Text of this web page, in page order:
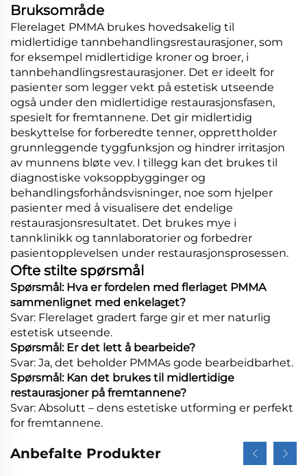
Bruksområde
Flerelaget PMMA brukes hovedsakelig til
midlertidige tannbehandlingsrestaurasjoner, som
for eksempel midlertidige kroner og broer, i
tannbehandlingsrestaurasjoner. Det er ideelt for
pasienter som legger vekt på estetisk utseende
også under den midlertidige restaurasjonsfasen,
spesielt for fremtannene. Det gir midlertidig
beskyttelse for forberedte tenner, opprettholder
grunnleggende tyggfunksjon og hindrer irritasjon
av munnens bløte vev. I tillegg kan det brukes til
diagnostiske voksoppbygginger og
behandlingsforhåndsvisninger, noe som hjelper
pasienter med å visualisere det endelige
restaurasjonsresultatet. Det brukes mye i
tannklinikk og tannlaboratorier og forbedrer
pasientopplevelsen under restaurasjonsprosessen.
Ofte stilte spørsmål
Spørsmål: Hva er fordelen med flerlaget PMMA
sammenlignet med enkelaget?
Svar: Flerelaget gradert farge gir et mer naturlig
estetisk utseende.
Spørsmål: Er det lett å bearbeide?
Svar: Ja, det beholder PMMAs gode bearbeidbarhet.
Spørsmål: Kan det brukes til midlertidige
restaurasjoner på fremtannene?
Svar: Absolutt – dens estetiske utforming er perfekt
for fremtannene.
Anbefalte Produkter